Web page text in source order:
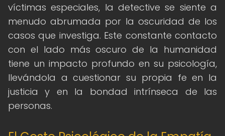
víctimas especiales, la detective se siente a
menudo abrumada por la oscuridad de los
casos que investiga. Este constante contacto
con el lado más oscuro de la humanidad
tiene un impacto profundo en su psicología,
llevándola a cuestionar su propia fe en la
justicia y en la bondad intrínseca de las
personas.